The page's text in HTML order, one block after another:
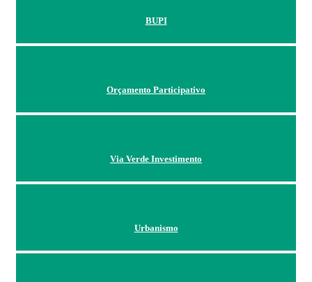
BUPI
Orçamento Participativo
Via Verde Investimento
Urbanismo